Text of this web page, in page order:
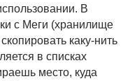
В
с Меги (хранилище
каку-нить
в списках
место, куда